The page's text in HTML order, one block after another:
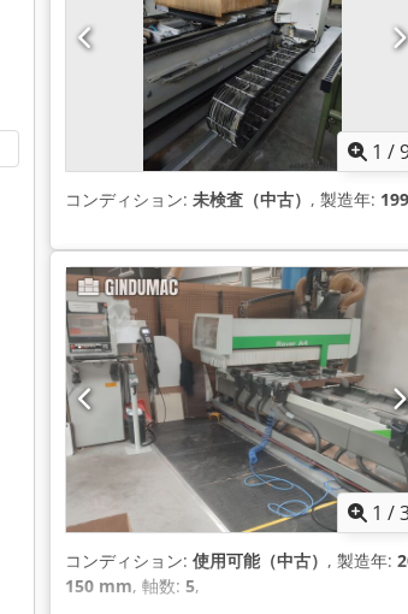
1 /
コンディション: 未検査（中古） , 製造年:
1 /
コンディション: 使用可能（中古） , 製造年:
150 mm, 軸数: 5,